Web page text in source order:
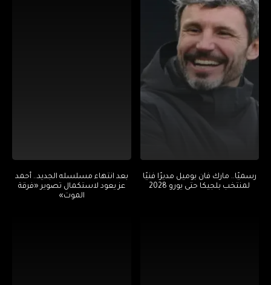
رسميًا.. مارك فان بوميل مديرًا فنيًا
لمنتخب بلجيكا حتى يورو 2028
بعد انتهاء مسلسله الجديد.. أحمد
عز يعود لاستكمال تصوير «فرقة
الموت»